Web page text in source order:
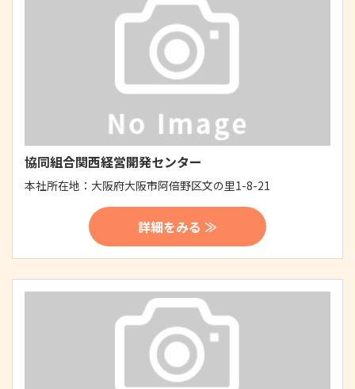
協同組合関西経営開発センター
本社所在地： 大阪府大阪市阿倍野区文の里1-8-21
詳細をみる ≫